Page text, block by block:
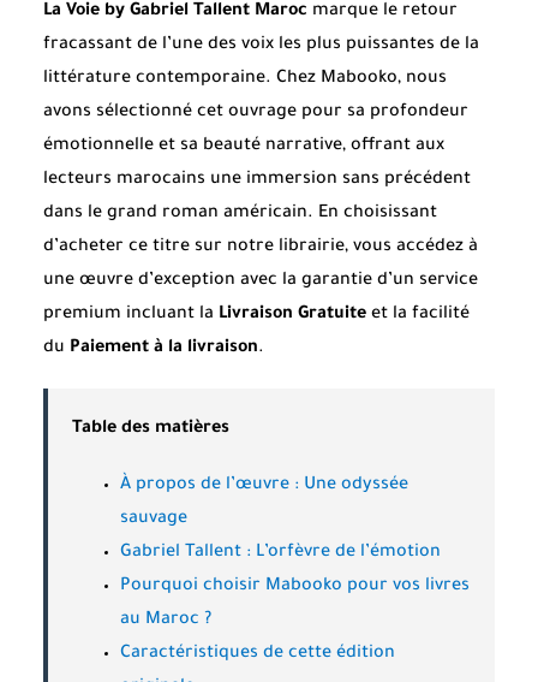
La Voie by Gabriel Tallent Maroc marque le retour
fracassant de l’une des voix les plus puissantes de la
littérature contemporaine. Chez Mabooko, nous
avons sélectionné cet ouvrage pour sa profondeur
émotionnelle et sa beauté narrative, offrant aux
lecteurs marocains une immersion sans précédent
dans le grand roman américain. En choisissant
d’acheter ce titre sur notre librairie, vous accédez à
une œuvre d’exception avec la garantie d’un service
premium incluant la Livraison Gratuite et la facilité
du Paiement à la livraison.
Table des matières
À propos de l’œuvre : Une odyssée
sauvage
Gabriel Tallent : L’orfèvre de l’émotion
Pourquoi choisir Mabooko pour vos livres
au Maroc ?
Caractéristiques de cette édition